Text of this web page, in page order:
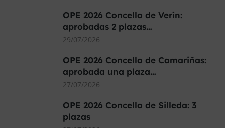
OPE 2026 Concello de Verín:
aprobadas 2 plazas…
29/07/2026
OPE 2026 Concello de Camariñas:
aprobada una plaza…
27/07/2026
OPE 2026 Concello de Silleda: 3
plazas